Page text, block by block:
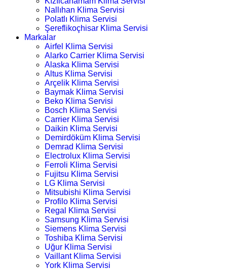
Nallıhan Klima Servisi
Polatlı Klima Servisi
Şereflikoçhisar Klima Servisi
Markalar
Airfel Klima Servisi
Alarko Carrier Klima Servisi
Alaska Klima Servisi
Altus Klima Servisi
Arçelik Klima Servisi
Baymak Klima Servisi
Beko Klima Servisi
Bosch Klima Servisi
Carrier Klima Servisi
Daikin Klima Servisi
Demirdöküm Klima Servisi
Demrad Klima Servisi
Electrolux Klima Servisi
Ferroli Klima Servisi
Fujitsu Klima Servisi
LG Klima Servisi
Mitsubishi Klima Servisi
Profilo Klima Servisi
Regal Klima Servisi
Samsung Klima Servisi
Siemens Klima Servisi
Toshiba Klima Servisi
Uğur Klima Servisi
Vaillant Klima Servisi
York Klima Servisi